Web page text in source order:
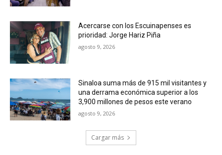
Acercarse con los Escuinapenses es
prioridad: Jorge Hariz Piña
agosto 9, 2026
Sinaloa suma más de 915 mil visitantes y
una derrama económica superior a los
3,900 millones de pesos este verano
agosto 9, 2026
Cargar más